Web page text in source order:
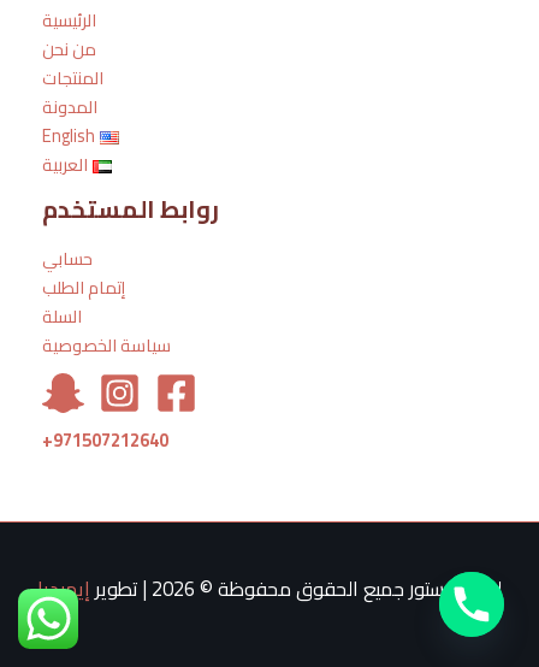
الرئيسية
من نحن
المنتجات
المدونة
English
العربية
روابط المستخدم
حسابي
إتمام الطلب
السلة
سياسة الخصوصية
+971507212640
لمتلس ستور جميع الحقوق محفوظة © 2026 | تطوير إيميديا